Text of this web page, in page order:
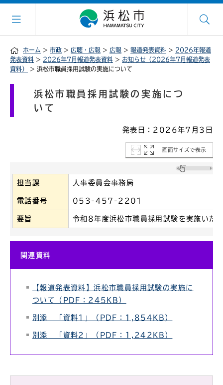
ホーム > 市政 > 広聴・広報 > 広報 > 報道発表資料 > 2026年報道
発表資料 > 2026年7月報道発表資料 > お知らせ（2026年7月報道発表
資料）
> 浜松市職員採用試験の実施について
浜松市職員採用試験の実施につ
いて
発表日：2026年7月3日
画面サイズで表示
担当課 人事委員会事務局
電話番号 053-457-2201
要旨 令和8年度浜松市職員採用試験を実施いた
関連資料
【報道発表資料】浜松市職員採用試験の実施に
ついて（PDF：245KB）
別添 「資料1」（PDF：1,854KB）
別添 「資料2」（PDF：1,242KB）